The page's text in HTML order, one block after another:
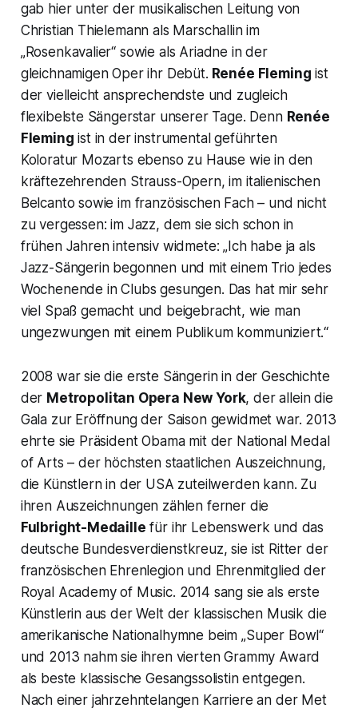
gab hier unter der musikalischen Leitung von
Christian Thielemann als Marschallin im
„Rosenkavalier“ sowie als Ariadne in der
gleichnamigen Oper ihr Debüt. Renée Fleming ist
der vielleicht ansprechendste und zugleich
flexibelste Sängerstar unserer Tage. Denn Renée
Fleming ist in der instrumental geführten
Koloratur Mozarts ebenso zu Hause wie in den
kräftezehrenden Strauss-Opern, im italienischen
Belcanto sowie im französischen Fach – und nicht
zu vergessen: im Jazz, dem sie sich schon in
frühen Jahren intensiv widmete:„Ich habe ja als
Jazz-Sängerin begonnen und mit einem Trio jedes
Wochenende in Clubs gesungen. Das hat mir sehr
viel Spaß gemacht und beigebracht, wie man
ungezwungen mit einem Publikum kommuniziert.“
2008 war sie die erste Sängerin in der Geschichte
der Metropolitan Opera New York, der allein die
Gala zur Eröffnung der Saison gewidmet war. 2013
ehrte sie Präsident Obama mit der National Medal
of Arts – der höchsten staatlichen Auszeichnung,
die Künstlern in der USA zuteilwerden kann. Zu
ihren Auszeichnungen zählen ferner die
Fulbright-Medaille für ihr Lebenswerk und das
deutsche Bundesverdienstkreuz, sie ist Ritter der
französischen Ehrenlegion und Ehrenmitglied der
Royal Academy of Music. 2014 sang sie als erste
Künstlerin aus der Welt der klassischen Musik die
amerikanische Nationalhymne beim „Super Bowl“
und 2013 nahm sie ihren vierten Grammy Award
als beste klassische Gesangssolistin entgegen.
Nach einer jahrzehntelangen Karriere an der Met